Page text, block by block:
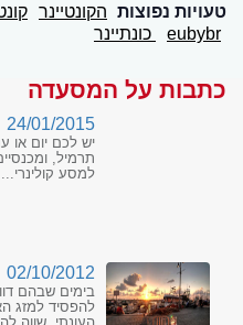
טעויות נפוצות הקונטיינר
eubybr
כונתיינר
כתבות על המסעדה
24/01/2015
יש לכם יום או
תרמיל,
למסע קולינרי...
02/10/2012
בימים שבהם
להפסיד למזג